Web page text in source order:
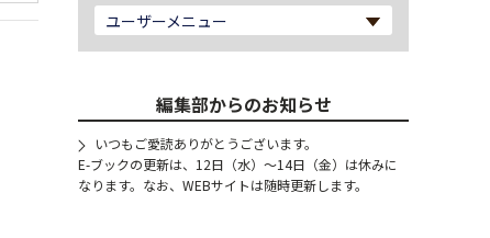
ユーザーメニュー
編集部からのお知らせ
いつもご愛読ありがとうございます。
E-ブックの更新は、12日（水）～14日（金）は休みに
なります。なお、WEBサイトは随時更新します。